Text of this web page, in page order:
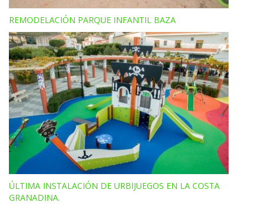
REMODELACIÓN PARQUE INFANTIL BAZA
ÚLTIMA INSTALACIÓN DE URBIJUEGOS EN LA COSTA
GRANADINA.